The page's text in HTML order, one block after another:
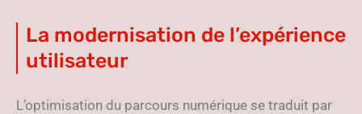
La modernisation de l’expérience
utilisateur
L’optimisation du parcours numérique se traduit par